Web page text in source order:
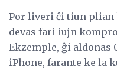
Por liveri ĉi tiun plian
devas fari iujn
Ekzemple, ĝi aldonas
iPhone, farante ke la